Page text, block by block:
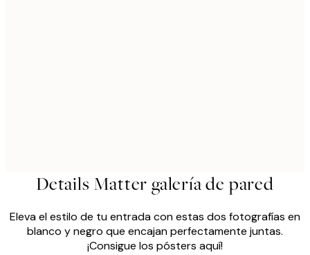
Details Matter galería de pared
Eleva el estilo de tu entrada con estas dos fotografías en
blanco y negro que encajan perfectamente juntas.
¡Consigue los pósters aquí!